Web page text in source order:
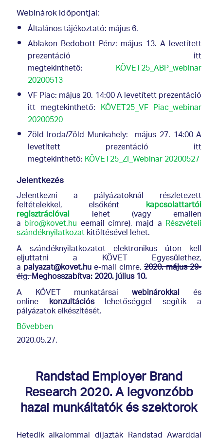
Webinárok időpontjai:
Általános tájékoztató: május 6.
Ablakon Bedobott Pénz: május 13. A levetített
prezentáció itt
megtekinthető: KÖVET25_ABP_webinar
20200513
VF Piac: május 20. 14:00 A levetített prezentáció
itt megtekinthető: KÖVET25_VF Piac_webinar
20200520
Zöld Iroda/Zöld Munkahely: május 27. 14:00 A
levetített prezentáció itt
megtekinthető:KÖVET25_ZI_Webinar 20200527
Jelentkezés
Jelentkezni a pályázatoknál részletezett
feltételekkel, elsőként kapcsolattartói
regisztrációval lehet (vagy emailen
a biro@kovet.hu eemail címre), majd a Részvételi
szándéknyilatkozatkitöltésével lehet.
A szándéknyilatkozatot elektronikus úton kell
eljuttatni a KÖVET Egyesülethez,
a palyazat@kovet.hue-mail címre,2020. május 29-
éig.Meghosszabítva: 2020. július 10.
A KÖVET munkatársaiwebinárokkal és
online konzultációslehetőséggel segítik a
pályázatok elkészítését.
Bővebben
2020.05.27.
Randstad Employer Brand
Research 2020. A legvonzóbb
hazai munkáltatók és szektorok